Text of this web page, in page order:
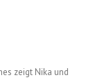
zeigt Nika und